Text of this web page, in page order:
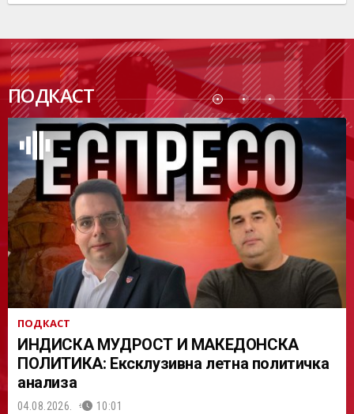
ПОДКАСТ
ПОДК
АСТ
ПОДКАСТ
ИНДИСКА МУДРОСТ И МАКЕДОНСКА
ПОЛИТИКА: Ексклузивна летна политичка
анализа
04.08.2026. 10:01